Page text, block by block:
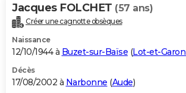
Jacques FOLCHET (57 ans)
Créer une cagnotte obsèques
Naissance
12/10/1944 à Buzet-sur-Baïse (Lot-et-
Décès
17/08/2002 à Narbonne (Aude)